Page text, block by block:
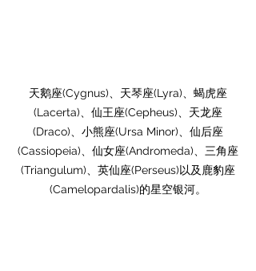
天鹅座(Cygnus)、天琴座(Lyra)、蝎虎座
(Lacerta)、仙王座(Cepheus)、天龙座
(Draco)、小熊座(Ursa Minor)、仙后座
(Cassiopeia)、仙女座(Andromeda)、三角座
(Triangulum)、英仙座(Perseus)以及鹿豹座
(Camelopardalis)的星空银河。